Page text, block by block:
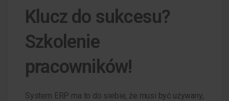
Klucz do sukcesu?
Szkolenie
pracowników!
System ERP ma to do siebie, że musi być używany,